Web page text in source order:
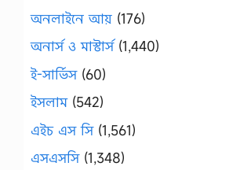
অনলাইনে আয় (176)
অনার্স ও মাস্টার্স(1,440)
ই-সার্ভিস(60)
ইসলাম(542)
এইচ এস সি(1,561)
এসএসসি(1,348)